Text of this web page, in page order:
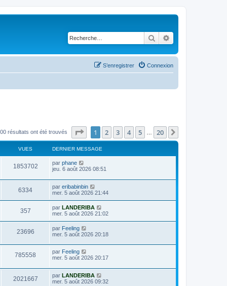
Rechercher
Connexion
S’enregistrer
résultats ont été trouvés Page sur20
1 2 3 4 5 20
VUES DERNIER MESSAGE
1853702V
u
D
e
n
i
e
e
s
s
a
g
par phane
jeu. 6 août 2026 08:51
6334V
u
s
D
e
i
e
r
m
e
s
a
g
par eribabinbin
mer. 5 août 2026 21:44
357V
u
D
e
i
e
r
m
e
s
s
a
g
par LANDERIBA
mer. 5 août 2026 21:02
23696V
u
e
s
D
e
n
i
e
m
e
s
par Feeling
mer. 5 août 2026 20:18
785558
u
e
D
e
n
i
e
par Feeling
mer. 5 août 2026 20:17
2021667V
D
e
par LANDERIBA
mer. 5 août 2026 09:32